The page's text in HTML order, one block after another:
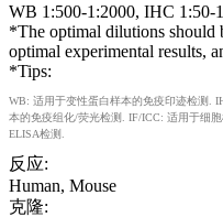
WB 1:500-1:2000, IHC 1:50-
*The optimal dilutions should
optimal experimental results,
*Tips:
WB: 适用于变性蛋白样本的免疫印迹检测.
本的免疫组化/荧光检测. IF/ICC: 适用于细
ELISA检测.
反应:
Human, Mouse
克隆: